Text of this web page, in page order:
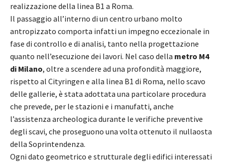
realizzazione della linea B1 a Roma.
Il passaggio all’interno di un centro urbano molto
antropizzato comporta infatti un impegno eccezionale in
fase di controllo e di analisi, tanto nella progettazione
quanto nell’esecuzione dei lavori. Nel caso della metro M4
di Milano, oltre a scendere ad una profondità maggiore,
rispetto al Cityringen e alla linea B1 di Roma, nello scavo
delle gallerie, è stata adottata una particolare procedura
che prevede, per le stazioni e i manufatti, anche
l’assistenza archeologica durante le verifiche preventive
degli scavi, che proseguono una volta ottenuto il nullaosta
della Soprintendenza.
Ogni dato geometrico e strutturale degli edifici interessati